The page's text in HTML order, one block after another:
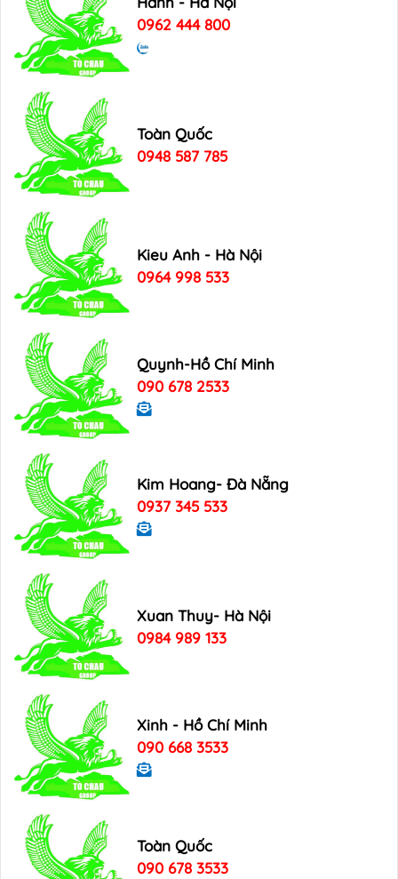
0962 444 800
Toàn Quốc
0948 587 785
Kieu Anh - Hà Nội
0964 998 533
Quynh-Hồ Chí Minh
090 678 2533
Kim Hoang- Đà Nẵng
0937 345 533
Xuan Thuy- Hà Nội
0984 989 133
Xinh - Hồ Chí Minh
090 668 3533
Toàn Quốc
090 678 3533